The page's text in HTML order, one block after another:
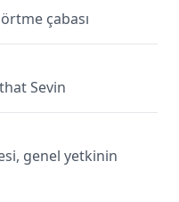
çabası
Sevin
genel yetkinin